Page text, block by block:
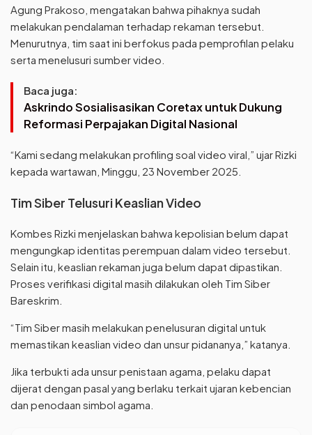
Agung Prakoso, mengatakan bahwa pihaknya sudah
melakukan pendalaman terhadap rekaman tersebut.
Menurutnya, tim saat ini berfokus pada pemprofilan pelaku
serta menelusuri sumber video.
Baca juga:
Askrindo Sosialisasikan Coretax untuk Dukung
Reformasi Perpajakan Digital Nasional
“Kami sedang melakukan profiling soal video viral,” ujar Rizki
kepada wartawan, Minggu, 23 November 2025.
Tim Siber Telusuri Keaslian Video
Kombes Rizki menjelaskan bahwa kepolisian belum dapat
mengungkap identitas perempuan dalam video tersebut.
Selain itu, keaslian rekaman juga belum dapat dipastikan.
Proses verifikasi digital masih dilakukan oleh Tim Siber
Bareskrim.
“Tim Siber masih melakukan penelusuran digital untuk
memastikan keaslian video dan unsur pidananya,” katanya.
Jika terbukti ada unsur penistaan agama, pelaku dapat
dijerat dengan pasal yang berlaku terkait ujaran kebencian
dan penodaan simbol agama.